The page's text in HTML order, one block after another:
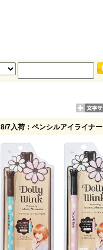
8/7入荷：ペンシルアイライナー